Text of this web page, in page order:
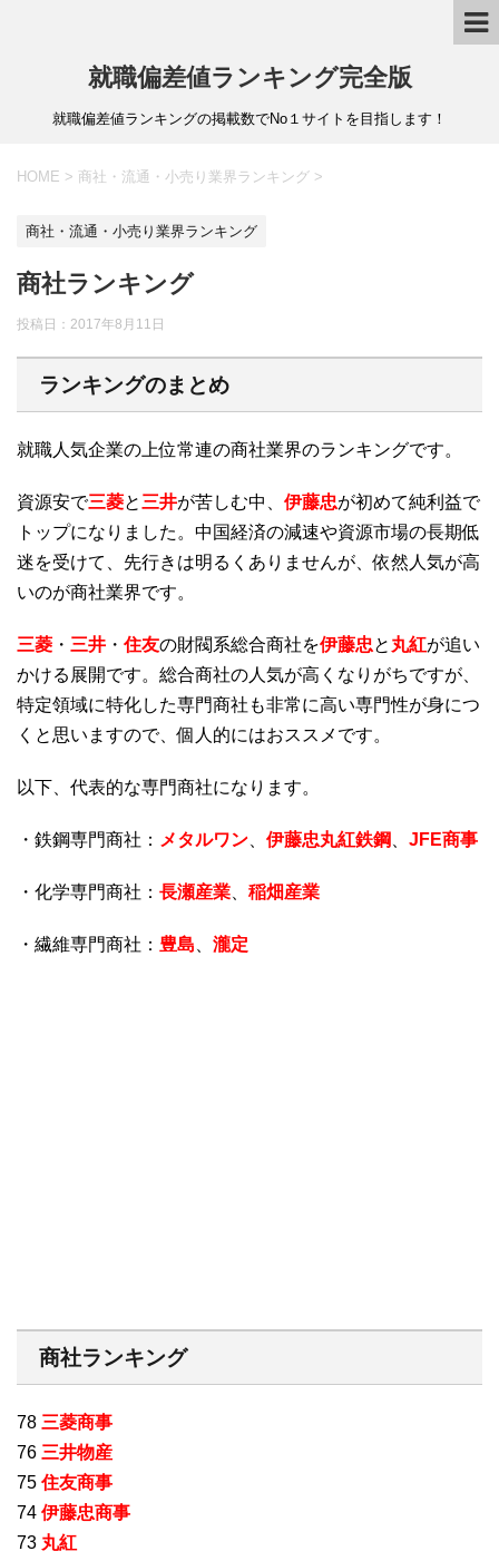
就職偏差値ランキング完全版
就職偏差値ランキングの掲載数でNo１サイトを目指します！
HOME > 商社・流通・小売り業界ランキング >
商社・流通・小売り業界ランキング
商社ランキング
投稿日： 2017年8月11日
ランキングのまとめ
就職人気企業の上位常連の商社業界のランキングです。
資源安で三菱と 三井が苦しむ中、 伊藤忠が初めて純利益で
トップになりました。中国経済の減速や資源市場の長期低
迷を受けて、先行きは明るくありませんが、依然人気が高
いのが商社業界です。
三菱 ・ 三井 ・ 住友の財閥系総合商社を伊藤忠と 丸紅が追い
かける展開です。総合商社の人気が高くなりがちですが、
特定領域に特化した専門商社も非常に高い専門性が身につ
くと思いますので、個人的にはおススメです。
以下、代表的な専門商社になります。
・鉄鋼専門商社： メタルワン 伊藤忠丸紅鉄鋼 JFE商事
・化学専門商社： 長瀬産業 稲畑産業
・繊維専門商社： 豊島 瀧定
商社ランキング
78 三菱商事
76 三井物産
75 住友商事
74 伊藤忠商事
73 丸紅